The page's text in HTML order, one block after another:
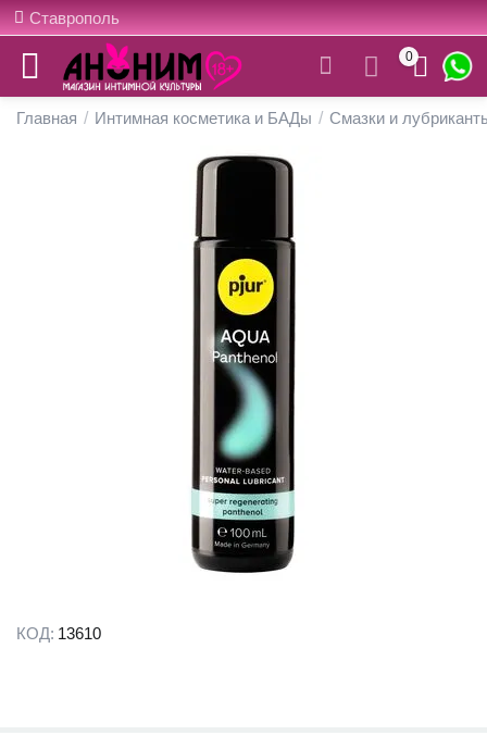
Ставрополь
0
Главная / Интимная косметика и БАДы / Смазки и
КОД: 13610